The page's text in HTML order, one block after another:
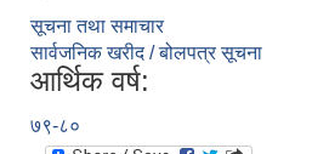
सूचना तथा समाचार
सार्वजनिक खरीद / बोलपत्र सूचना
आर्थिक वर्ष:
७९-८०